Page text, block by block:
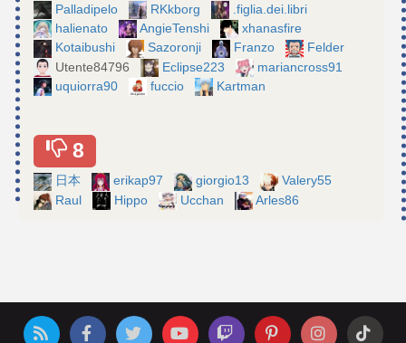
Palladipelo
RKkborg
.figlia.dei.libri
halienato
AngieTenshi
xhanasfire
Kotaibushi
Sazoronji Franzo
Felder
Utente84796
Eclipse223
mariancross91
uquiorra90
fuccio Kartman
8
日本 erikap97 giorgio13
Valery55
Raul
Hippo Ucchan Arles86